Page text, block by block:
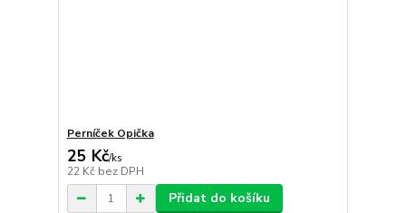
Perníček Opička
25 Kč/ks
22 Kč bez DPH
Přidat do košíku